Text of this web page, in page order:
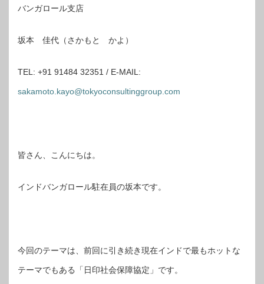
バンガロール支店
坂本 佳代（さかもと かよ）
TEL: +91 91484 32351 / E-MAIL:
sakamoto.kayo@tokyoconsultinggroup.com
皆さん、こんにちは。
インドバンガロール駐在員の坂本です。
今回のテーマは、前回に引き続き現在インドで最もホットな
テーマでもある「日印社会保障協定」です。